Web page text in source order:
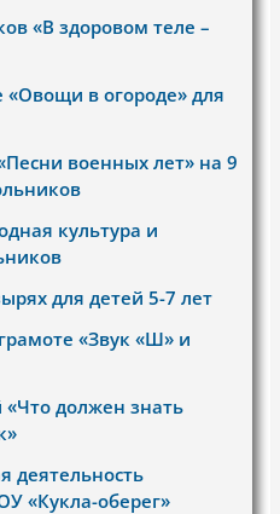
«В здоровом теле –
«Овощи в огороде» для
военных лет» на 9
культура и
для детей 5-7 лет
«Звук «Ш» и
должен знать
деятельность
«Кукла-оберег»